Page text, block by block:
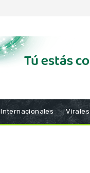
Internacionales Virales